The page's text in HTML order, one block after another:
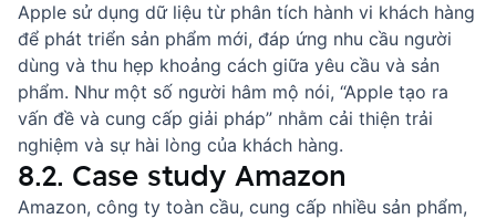
Apple sử dụng dữ liệu từ phân tích hành vi khách hàng
để phát triển sản phẩm mới, đáp ứng nhu cầu người
dùng và thu hẹp khoảng cách giữa yêu cầu và sản
phẩm. Như một số người hâm mộ nói, “Apple tạo ra
vấn đề và cung cấp giải pháp” nhằm cải thiện trải
nghiệm và sự hài lòng của khách hàng.
8.2. Case study Amazon
Amazon, công ty toàn cầu, cung cấp nhiều sản phẩm,